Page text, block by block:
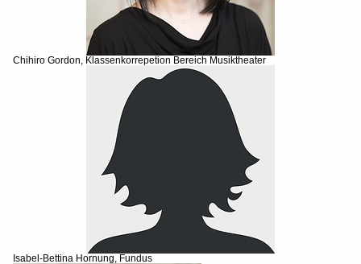
Chihiro Gordon, Klassenkorrepetion Bereich Musiktheater
Isabel-Bettina Hornung, Fundus